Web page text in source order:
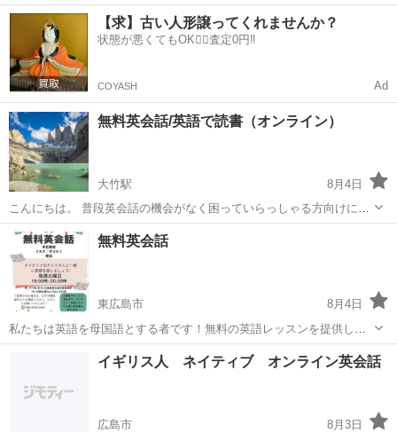
て、90分4,800円で指導いたします。個人レッスンと、集団レッスンを
実施しています。それぞれ主に週1回の受講頻度となります。 【レッ
広島 広島市 英語/基礎英語
【求】古い人形譲ってくれませんか？
状態が悪くてもOK🙆‍♀️査定0円‼️
COYASH Ad
無料英会話/英語で読書（オンライン）
大竹駅
8月4日
こんにちは。 普段英会話の機会がなく困っていらっしゃる方向けに、
オンラインで英会話を定期的に開きたいと考えています。（開催時間
などは応相談） ただの日常会話ではなく英語の簡単な本を読みながら
英会話することで、さまざまな話...
広島 大竹市 大竹駅
無料英会話
東広島市
8月4日
私たちは英語を母国語とする者です！無料の英語レッスンを提供して
います ！英語を学びたい方は、ぜひお気軽にお越しください！毎週火
曜日の19:00～20:00に授業があります！皆さんにお会いできるのを楽
東広島市 英会話 無料
イギリス人 ネイティブ オンライン英会話
広島市
8月3日